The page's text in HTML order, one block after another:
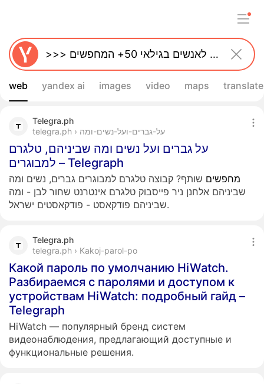
web yandex ai images video maps translate
Telegra.ph
telegra.ph › על-גברים-ועל-נשים-ומה
על גברים ועל נשים ומה שביניהם, טלגרם
למבוגרים – Telegraph
מחפשים שותף? קבוצה טלגרם למבוגרים גברים, נשים ומה
שביניהם אלחנן ניר פייסבוק טלגרם אינטרנט שחור לבן - ומה
שביניהם פודקאסט - פודקאסטים ישראל.
Telegra.ph
telegra.ph › Kakoj-parol-po
Какой пароль по умолчанию HiWatch.
Разбираемся с паролями и доступом к
устройствам HiWatch: подробный гайд ‍–
Telegraph
HiWatch — популярный бренд систем
видеонаблюдения, предлагающий доступные и
функциональные решения.